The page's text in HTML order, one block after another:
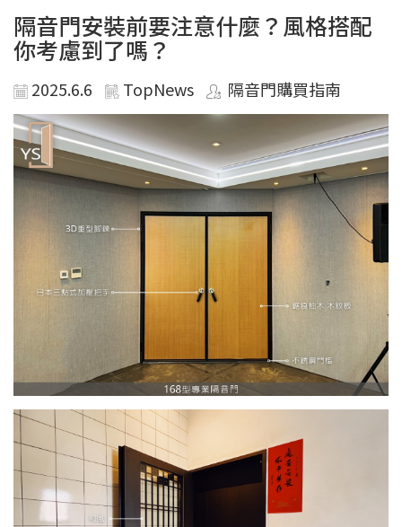
隔音門安裝前要注意什麼？風格搭配
你考慮到了嗎？
2025.6.6 TopNews 隔音門購買指南